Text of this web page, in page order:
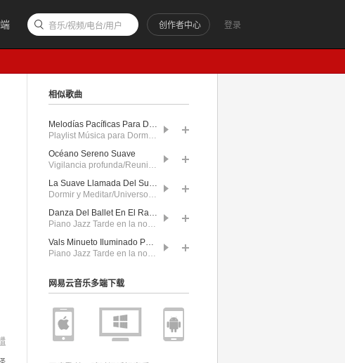
登录
创作者中心
音乐/视频/电台/用户